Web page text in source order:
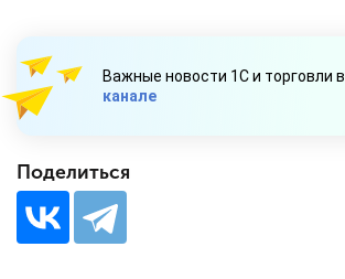
Важные новости 1С и торговли в
канале
Поделиться